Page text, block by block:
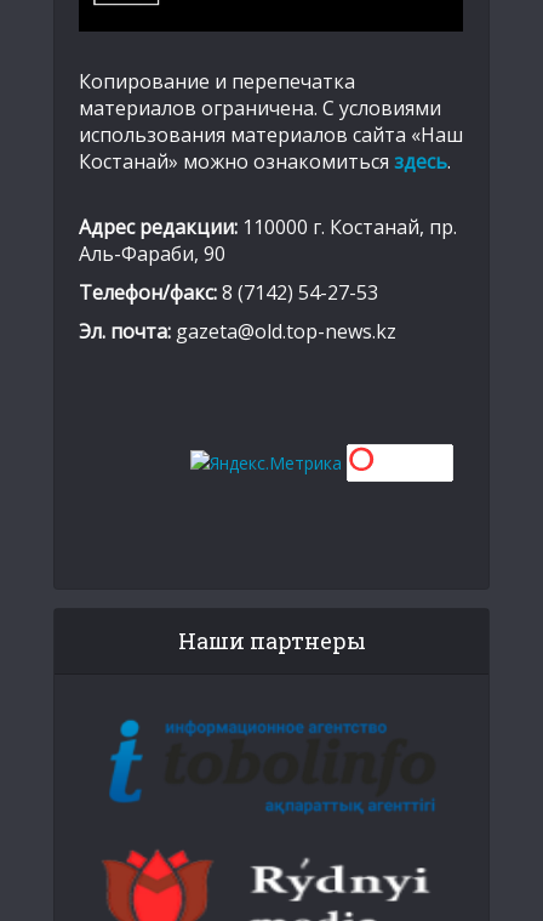
Копирование и перепечатка
материалов ограничена. С условиями
использования материалов сайта «Наш
Костанай» можно ознакомиться здесь.
Адрес редакции: 110000 г. Костанай, пр.
Аль-Фараби, 90
Телефон/факс:8 (7142) 54-27-53
Эл. почта: gazeta@old.top-news.kz
Наши партнеры